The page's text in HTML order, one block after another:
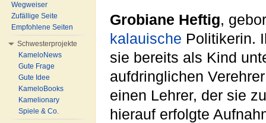
Grobiane Heftig,
kalauische Politikerin.
sie bereits als Kind
aufdringlichen
einen Lehrer, der sie
hierauf erfolgte
Wegweiser
Zufällige Seite
Empfohlene Seiten
Schwesterprojekte
KameloNews
Gute Frage
Gute Idee
KameloBooks
Kamelionary
Spiele & Co.